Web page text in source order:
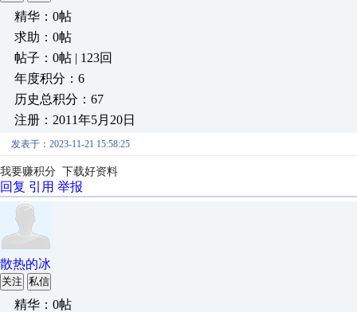
精华：0帖
求助：0帖
帖子：0帖 | 123回
年度积分：6
历史总积分：67
注册：2011年5月20日
发表于：2023-11-21 15:58:25
我要赚积分 下载好资料
回复 引用 举报
散热的冰
关注 私信
精华：0帖